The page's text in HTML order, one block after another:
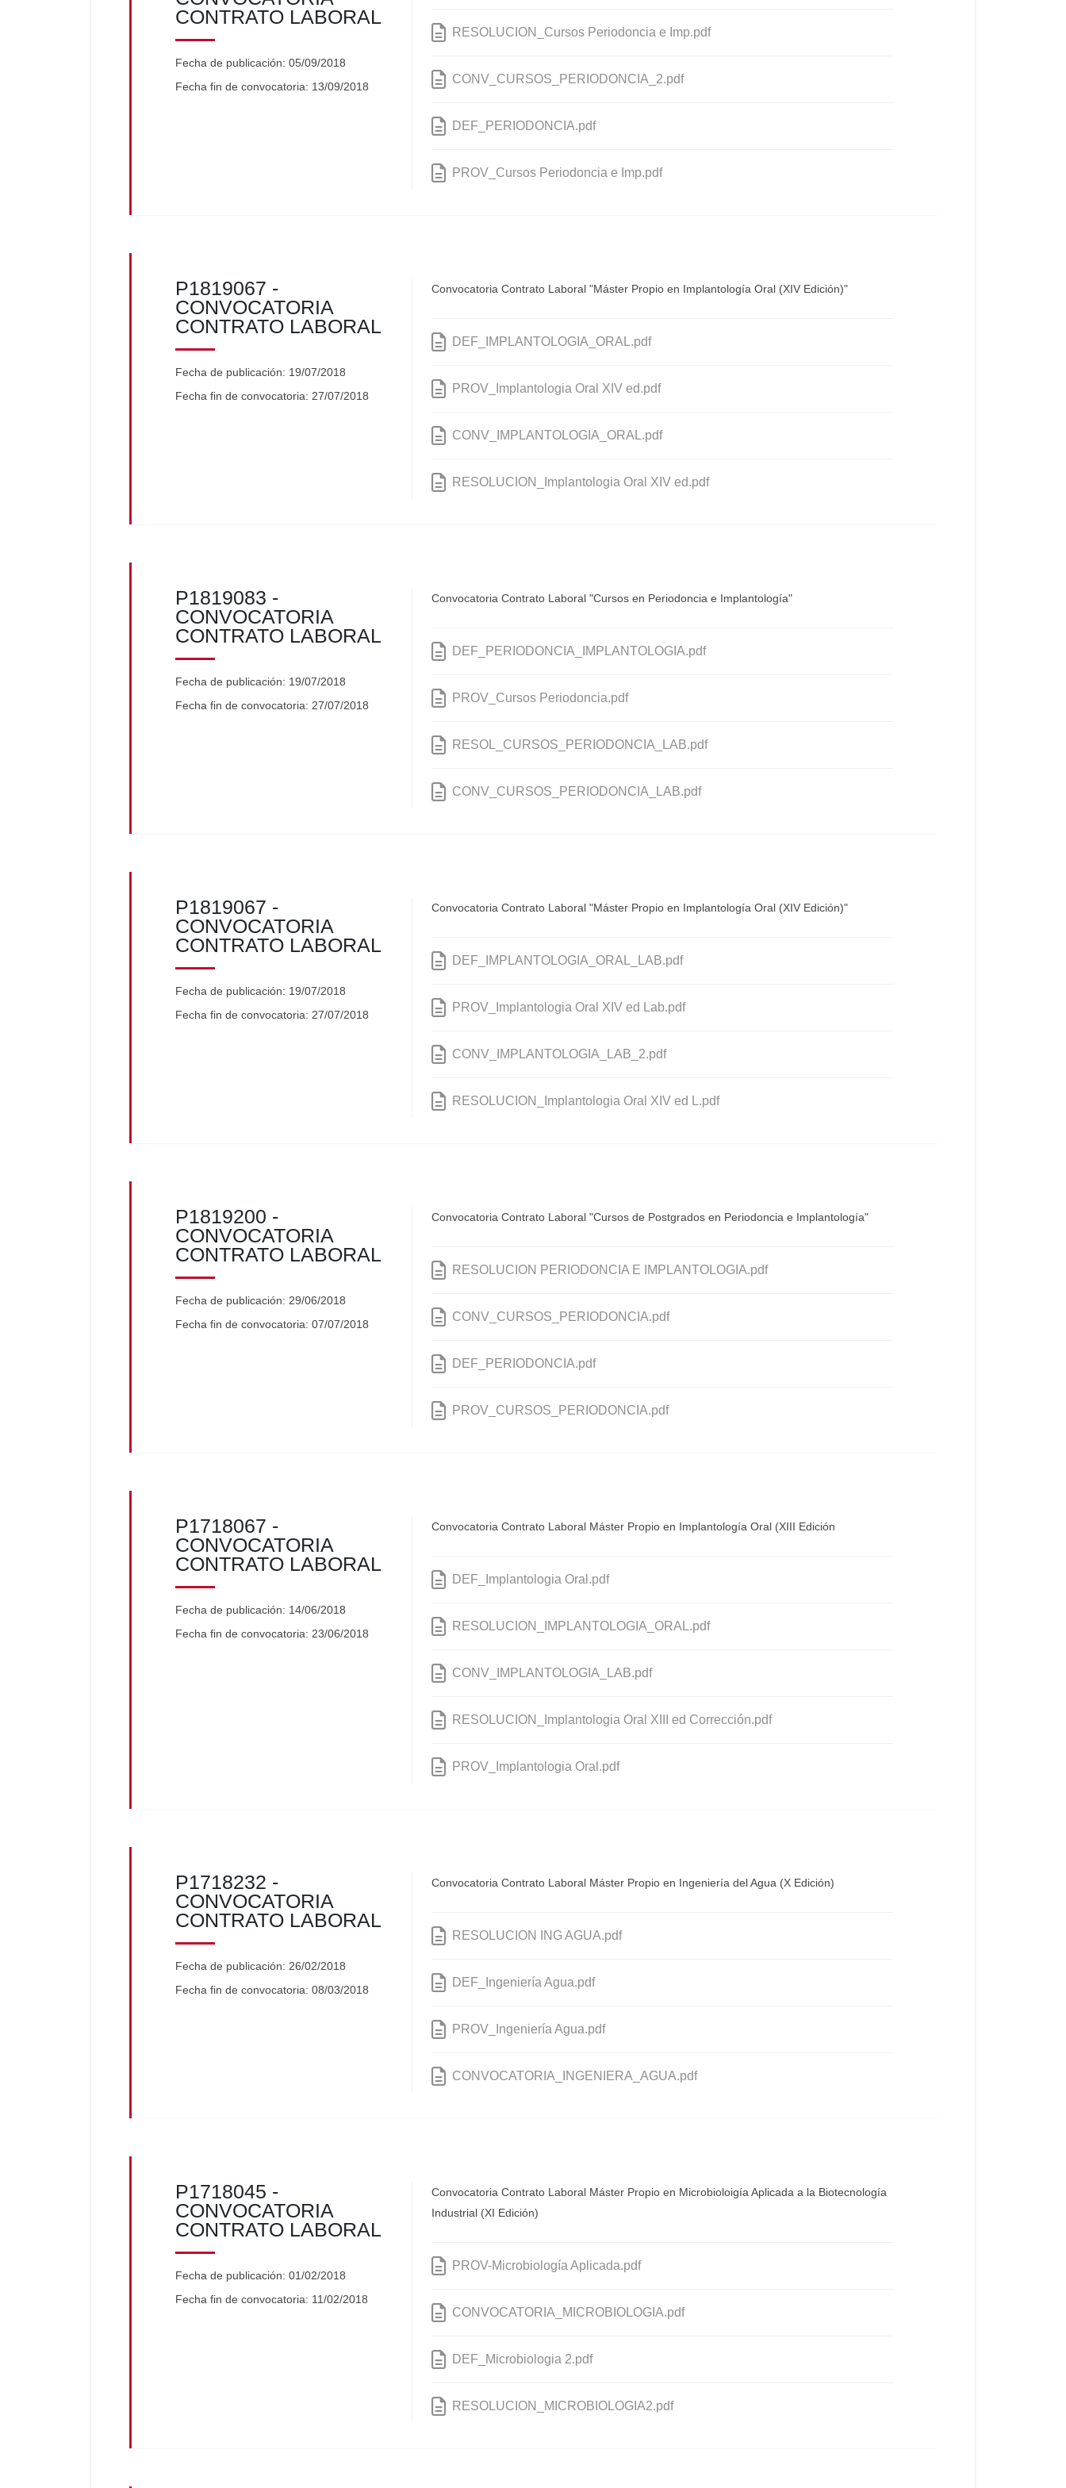
CONTRATO LABORAL
Fecha de publicación: 05/09/2018
Fecha fin de convocatoria: 13/09/2018
RESOLUCION_Cursos Periodoncia e Imp.pdf
CONV_CURSOS_PERIODONCIA_2.pdf
DEF_PERIODONCIA.pdf
PROV_Cursos Periodoncia e Imp.pdf
P1819067 -
CONVOCATORIA
CONTRATO LABORAL
Fecha de publicación: 19/07/2018
Fecha fin de convocatoria: 27/07/2018
Convocatoria Contrato Laboral "Máster Propio en Implantología Oral (XIV Edición)"
DEF_IMPLANTOLOGIA_ORAL.pdf
PROV_Implantologia Oral XIV ed.pdf
CONV_IMPLANTOLOGIA_ORAL.pdf
RESOLUCION_Implantologia Oral XIV ed.pdf
P1819083 -
CONVOCATORIA
CONTRATO LABORAL
Fecha de publicación: 19/07/2018
Fecha fin de convocatoria: 27/07/2018
Convocatoria Contrato Laboral "Cursos en Periodoncia e Implantología"
DEF_PERIODONCIA_IMPLANTOLOGIA.pdf
PROV_Cursos Periodoncia.pdf
RESOL_CURSOS_PERIODONCIA_LAB.pdf
CONV_CURSOS_PERIODONCIA_LAB.pdf
P1819067 -
CONVOCATORIA
CONTRATO LABORAL
Fecha de publicación: 19/07/2018
Fecha fin de convocatoria: 27/07/2018
Convocatoria Contrato Laboral "Máster Propio en Implantología Oral (XIV Edición)"
DEF_IMPLANTOLOGIA_ORAL_LAB.pdf
PROV_Implantologia Oral XIV ed Lab.pdf
CONV_IMPLANTOLOGIA_LAB_2.pdf
RESOLUCION_Implantologia Oral XIV ed L.pdf
P1819200 -
CONVOCATORIA
CONTRATO LABORAL
Fecha de publicación: 29/06/2018
Fecha fin de convocatoria: 07/07/2018
Convocatoria Contrato Laboral "Cursos de Postgrados en Periodoncia e Implantología"
RESOLUCION PERIODONCIA E IMPLANTOLOGIA.pdf
CONV_CURSOS_PERIODONCIA.pdf
DEF_PERIODONCIA.pdf
PROV_CURSOS_PERIODONCIA.pdf
P1718067 -
CONVOCATORIA
CONTRATO LABORAL
Fecha de publicación: 14/06/2018
Fecha fin de convocatoria: 23/06/2018
Convocatoria Contrato Laboral Máster Propio en Implantología Oral (XIII Edición
DEF_Implantologia Oral.pdf
RESOLUCION_IMPLANTOLOGIA_ORAL.pdf
CONV_IMPLANTOLOGIA_LAB.pdf
RESOLUCION_Implantologia Oral XIII ed Corrección.pdf
PROV_Implantologia Oral.pdf
P1718232 -
CONVOCATORIA
CONTRATO LABORAL
Fecha de publicación: 26/02/2018
Fecha fin de convocatoria: 08/03/2018
Convocatoria Contrato Laboral Máster Propio en Ingeniería del Agua (X Edición)
RESOLUCION ING AGUA.pdf
DEF_Ingeniería Agua.pdf
PROV_Ingeniería Agua.pdf
CONVOCATORIA_INGENIERA_AGUA.pdf
P1718045 -
CONVOCATORIA
CONTRATO LABORAL
Fecha de publicación: 01/02/2018
Fecha fin de convocatoria: 11/02/2018
Convocatoria Contrato Laboral Máster Propio en Microbioloigía Aplicada a la Biotecnología
Industrial (XI Edición)
PROV-Microbiología Aplicada.pdf
CONVOCATORIA_MICROBIOLOGIA.pdf
DEF_Microbiologia 2.pdf
RESOLUCION_MICROBIOLOGIA2.pdf